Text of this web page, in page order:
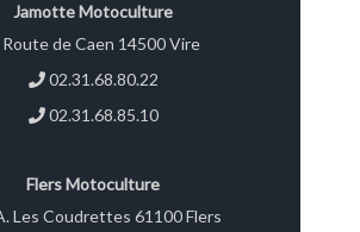
Jamotte Motoculture
de Caen 14500 Vire
02.31.68.80.22
02.31.68.85.10
Flers Motoculture
Les Coudrettes 61100 Flers